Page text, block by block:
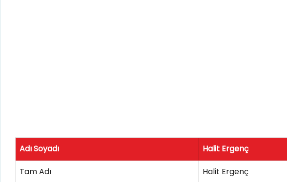
Adı Soyadı Halit Ergenç
Tam Adı Halit Ergenç